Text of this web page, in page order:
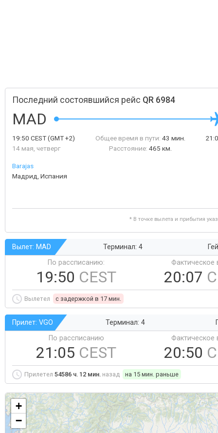
Последний состоявшийся рейс QR 6984
MAD
19:50 CEST(GMT +2)
14 мая, четверг
Общее время в пути: 43 мин.
Расстояние: 465 км.
Barajas
Мадрид, Испания
* В точке вылета и прибытия
Вылет: MAD Терминал: 4
По рассписанию:
19:50 CEST
Фактическое
20:07
Вылетел c задержкой в 17 мин.
Прилет: VGO Терминал: 4
По рассписанию
21:05 CEST
Фактическое
20:50
Прилетел 54586 ч. 12 мин. назад на 15 мин. раньше
+
−